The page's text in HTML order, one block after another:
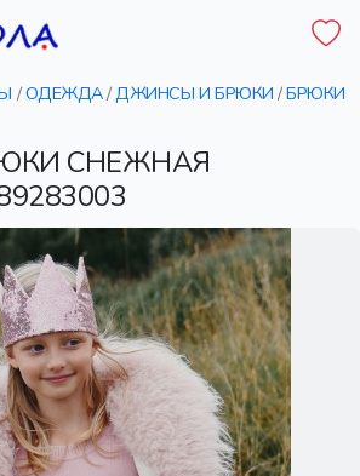
/ОДЕЖДА/ДЖИНСЫ И БРЮКИ /БРЮКИ
СНЕЖНАЯ